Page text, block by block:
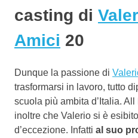
casting di
Amici 20
Dunque la passione di
trasformarsi in lavoro, tutto
scuola più ambita d’Italia.
inoltre che Valerio si è
d’eccezione. Infatti al suo